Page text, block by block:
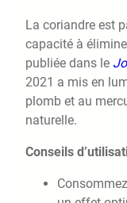
La coriandre est
capacité à
publiée dans le
2021 a mis en
plomb et au
naturelle.
Conseils